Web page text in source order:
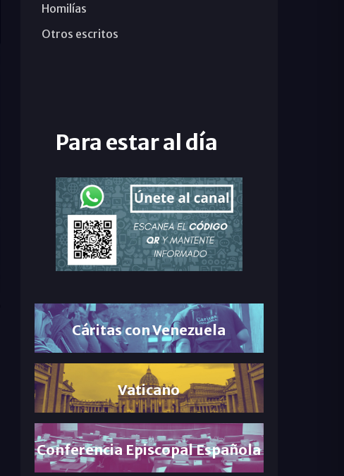
Homilías
Otros escritos
Para estar al día
Cáritas con Venezuela
Vaticano
Conferencia Episcopal Española